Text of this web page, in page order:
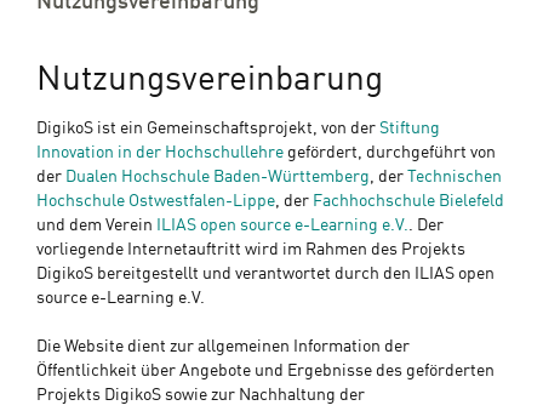
Nutzungsvereinbarung
DigikoS ist ein Gemeinschaftsprojekt, von der Stiftung
Innovation in der Hochschullehre gefördert, durchgeführt von
der Dualen Hochschule Baden-Württemberg, der
Technischen
Hochschule Ostwestfalen-Lippe, der Fachhochschule Bielefeld
und dem Verein
ILIAS open source e-Learning e.V.. Der
vorliegende Internetauftritt wird im Rahmen des Projekts
DigikoS bereitgestellt und verantwortet durch den ILIAS open
source e-Learning e.V.
Die Website dient zur allgemeinen Information der
Öffentlichkeit über Angebote und Ergebnisse des geförderten
Projekts DigikoS sowie zur Nachhaltung der